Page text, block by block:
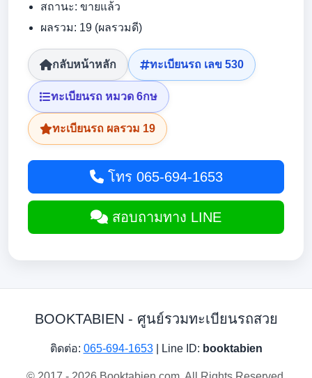
สถานะ: ขายแล้ว
ผลรวม: 19 (ผลรวมดี)
กลับหน้าหลัก ทะเบียนรถ เลข 530
ทะเบียนรถ หมวด 6กษ
ทะเบียนรถ ผลรวม 19
โทร 065-694-1653
สอบถามทาง LINE
BOOKTABIEN - ศูนย์รวมทะเบียนรถสวย
ติดต่อ: 065-694-1653| Line ID: booktabien